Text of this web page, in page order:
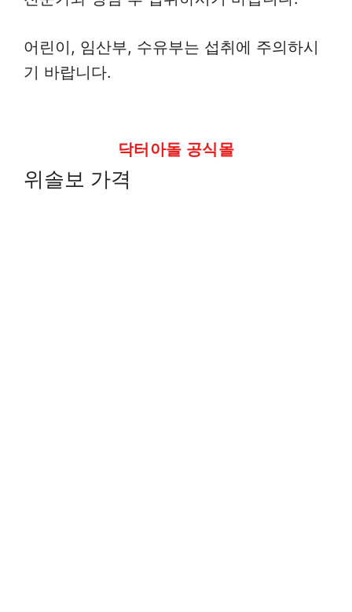
어린이, 임산부, 수유부는 섭취에 주의하시
기 바랍니다.
닥터아돌 공식몰
위솔보 가격